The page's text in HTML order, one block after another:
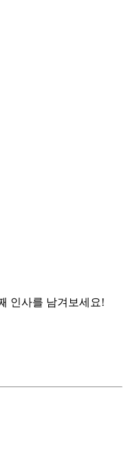
인사를 남겨보세요!